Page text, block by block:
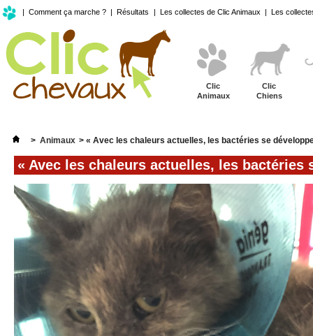
| Comment ça marche ? | Résultats | Les collectes de Clic Animaux | Les
Clic
Animaux
Clic
Chiens
> Animaux > « Avec les chaleurs actuelles, les bactéries se
« Avec les chaleurs actuelles, les bactéries